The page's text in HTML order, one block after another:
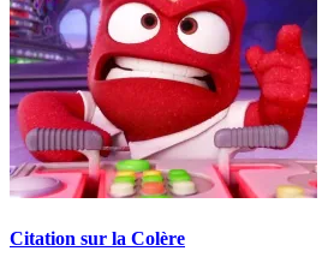
Citation sur la Colère